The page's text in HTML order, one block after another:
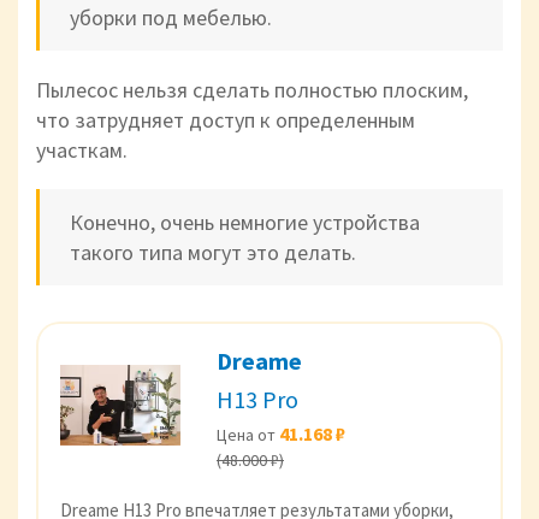
уборки под мебелью.
Пылесос нельзя сделать полностью плоским,
что затрудняет доступ к определенным
участкам.
Конечно, очень немногие устройства
такого типа могут это делать.
Dreame
H13 Pro
Цена от 41.168 ₽
(48.000 ₽)
Dreame H13 Pro впечатляет результатами уборки,